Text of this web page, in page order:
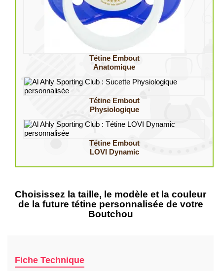
Tétine Embout
Anatomique
Tétine Embout
Physiologique
Tétine Embout
LOVI Dynamic
Choisissez la taille, le modèle et la couleur
de la future tétine personnalisée de votre
Boutchou
Fiche Technique